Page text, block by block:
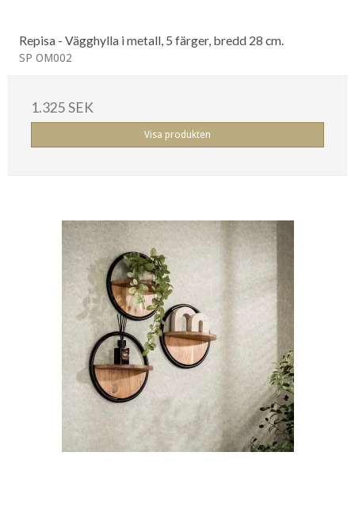
Repisa - Vägghylla i metall, 5 färger, bredd 28 cm.
SP OM002
1.325 SEK
Visa produkten